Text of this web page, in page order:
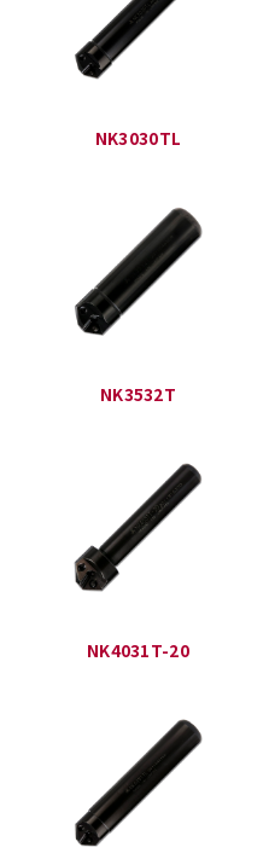
NK3030TL
NK3532T
NK4031T-20